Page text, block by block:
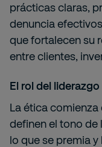
prácticas claras,
denuncia
que fortalecen su
entre clientes,
El rol del liderazgo
La ética comienza
definen el tono de
lo que se premia